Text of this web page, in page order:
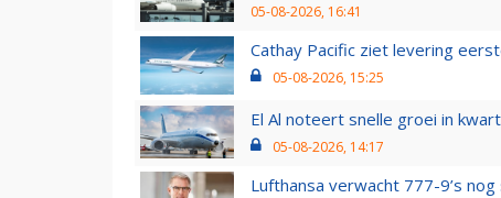
05-08-2026, 16:41
Cathay Pacific ziet levering
05-08-2026, 15:25
El Al noteert snelle groei in
05-08-2026, 14:17
Lufthansa verwacht 777-9’s